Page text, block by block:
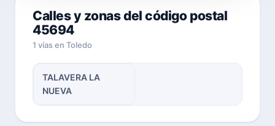
Calles y zonas del código postal
45694
1 vías en Toledo
TALAVERA LA
NUEVA